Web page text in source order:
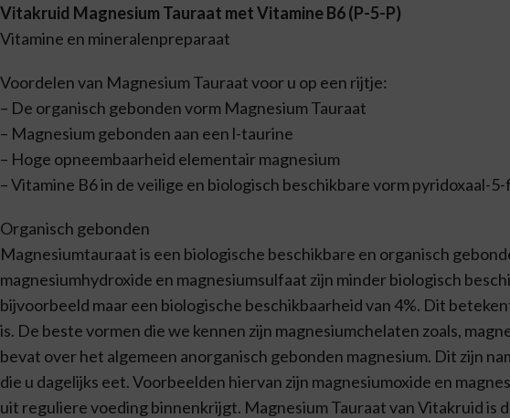
Vitakruid Magnesium Tauraat met Vitamine B6 (P-5-P)
Vitamine en mineralenpreparaat
Voordelen van Magnesium Tauraat voor u op een rijtje:
– De organisch gebonden vorm Magnesium Tauraat
– Magnesium gebonden aan een l-taurine
– Hoge opneembaarheid elementair magnesium
– Vitamine B6 in de veilige en biologisch beschikbare vorm pyridoxaal-
Organisch gebonden
Magnesiumtauraat is een biologische beschikbare en organisch
magnesiumhydroxide en magnesiumsulfaat zijn minder biologisch
bijvoorbeeld maar een biologische beschikbaarheid van 4%. Dit
is. De beste vormen die we kennen zijn magnesiumchelaten zoals,
bevat over het algemeen anorganisch gebonden magnesium. Dit zijn
die u dagelijks eet. Voorbeelden hiervan zijn magnesiumoxide en
uit reguliere voeding binnenkrijgt. Magnesium Tauraat van Vitakruid